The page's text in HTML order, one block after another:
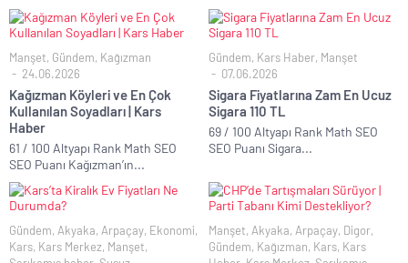
Manşet, Gündem, Kağızman
24.06.2026
Kağızman Köyleri ve En Çok
Kullanılan Soyadları | Kars
Haber
61 / 100 Altyapı Rank Math SEO
SEO Puanı Kağızman’ın...
Gündem, Kars Haber, Manşet
07.06.2026
Sigara Fiyatlarına Zam En Ucuz
Sigara 110 TL
69 / 100 Altyapı Rank Math SEO
SEO Puanı Sigara...
Gündem, Akyaka, Arpaçay, Ekonomi,
Kars, Kars Merkez, Manşet,
Manşet, Akyaka, Arpaçay, Digor,
Gündem, Kağızman, Kars, Kars